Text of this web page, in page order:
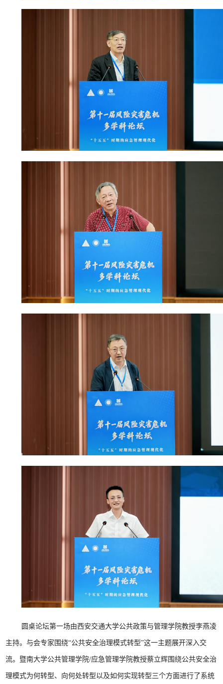
圆桌论坛第一场由西安交通大学公共政策与管理学院教授李燕凌
主持。与会专家围绕“公共安全治理模式转型”这一主题展开深入交
流。暨南大学公共管理学院/应急管理学院教授蔡立辉围绕公共安全治
理模式为何转型、向何处转型以及如何实现转型三个方面进行了系统